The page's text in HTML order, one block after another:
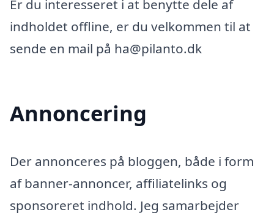
Er du interesseret i at benytte dele af
indholdet offline, er du velkommen til at
sende en mail på ha@pilanto.dk
Annoncering
Der annonceres på bloggen, både i form
af banner-annoncer, affiliatelinks og
sponsoreret indhold. Jeg samarbejder